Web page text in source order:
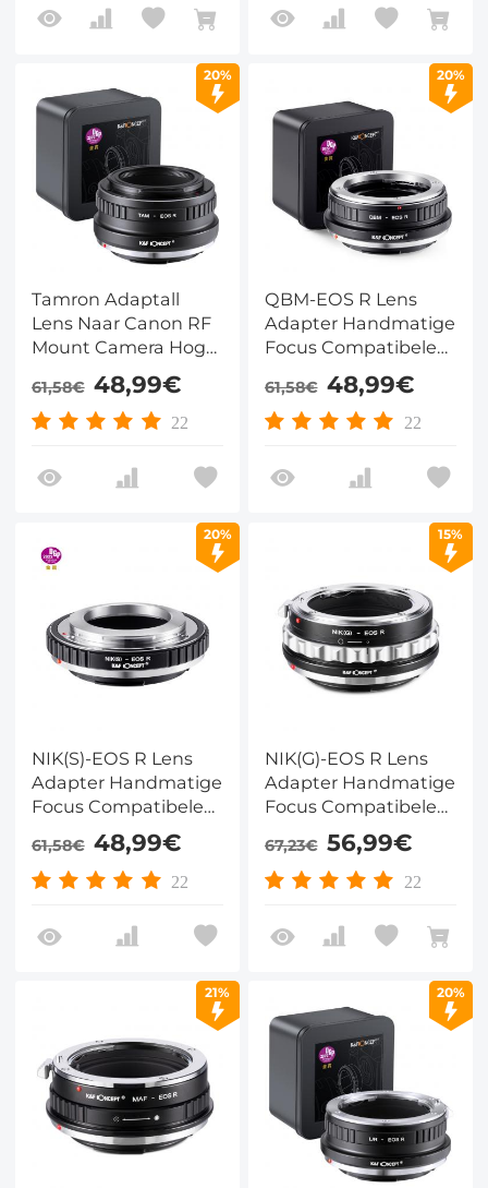
20%
Tamron Adaptall
Lens Naar Canon RF
Mount Camera Hoge
Precisie Lens Adapter
Camera Adapter
TAM-EOS R
61,58€ 48,99€
22
20%
QBM-EOS R Lens
Adapter Handmatige
Focus Compatibele
Rollei (QBM) Lenzen
voor Canon EOS R
Camera Lichaam
61,58€ 48,99€
22
20%
NIK(S)-EOS R Lens
Adapter Handmatige
Focus Compatibele
Nikon S Lenzen voor
Canon EOS R
Camera Lichaam
61,58€ 48,99€
22
15%
NIK(G)-EOS R Lens
Adapter Handmatige
Focus Compatibele
Nikon G Lenzen voor
Canon EOS R
Camera Lichaam
67,23€ 56,99€
22
21% 20%